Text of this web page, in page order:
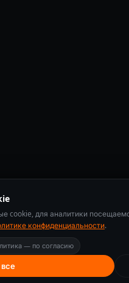
cookie, для аналитики
конфиденциальности.
— по согласию